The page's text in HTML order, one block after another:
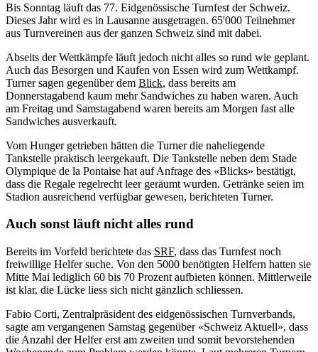
Bis Sonntag läuft das 77. Eidgenössische Turnfest der Schweiz.
Dieses Jahr wird es in Lausanne ausgetragen. 65'000 Teilnehmer
aus Turnvereinen aus der ganzen Schweiz sind mit dabei.
Abseits der Wettkämpfe läuft jedoch nicht alles so rund wie geplant.
Auch das Besorgen und Kaufen von Essen wird zum Wettkampf.
Turner sagen gegenüber dem Blick, dass bereits am
Donnerstagabend kaum mehr Sandwiches zu haben waren. Auch
am Freitag und Samstagabend waren bereits am Morgen fast alle
Sandwiches ausverkauft.
Vom Hunger getrieben hätten die Turner die naheliegende
Tankstelle praktisch leergekauft. Die Tankstelle neben dem Stade
Olympique de la Pontaise hat auf Anfrage des «Blicks» bestätigt,
dass die Regale regelrecht leer geräumt wurden. Getränke seien im
Stadion ausreichend verfügbar gewesen, berichteten Turner.
Auch sonst läuft nicht alles rund
Bereits im Vorfeld berichtete das SRF, dass das Turnfest noch
freiwillige Helfer suche. Von den 5000 benötigten Helfern hatten sie
Mitte Mai lediglich 60 bis 70 Prozent aufbieten können. Mittlerweile
ist klar, die Lücke liess sich nicht gänzlich schliessen.
Fabio Corti, Zentralpräsident des eidgenössischen Turnverbands,
sagte am vergangenen Samstag gegenüber «Schweiz Aktuell», dass
die Anzahl der Helfer erst am zweiten und somit bevorstehenden